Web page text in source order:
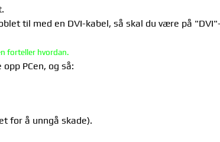
til med en DVI-kabel, så skal du være på
forteller hvordan.
PCen, og så:
for å unngå skade).